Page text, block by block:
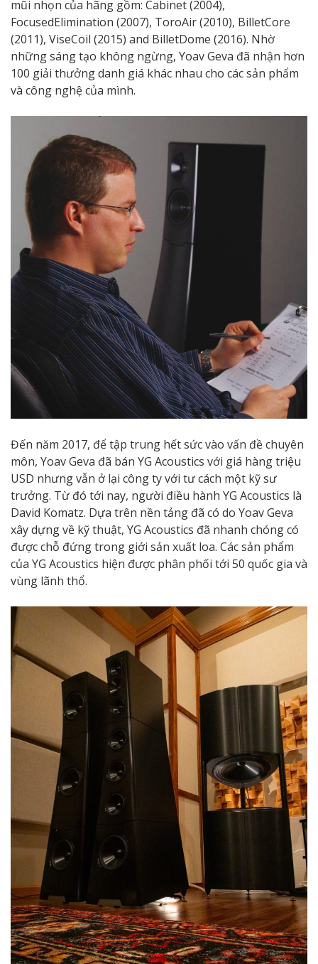
mũi nhọn của hãng gồm: Cabinet (2004),
FocusedElimination (2007), ToroAir (2010), BilletCore
(2011), ViseCoil (2015) and BilletDome (2016). Nhờ
những sáng tạo không ngừng, Yoav Geva đã nhận hơn
100 giải thưởng danh giá khác nhau cho các sản phẩm
và công nghệ của mình.
Đến năm 2017, để tập trung hết sức vào vấn đề chuyên
môn, Yoav Geva đã bán YG Acoustics với giá hàng triệu
USD nhưng vẫn ở lại công ty với tư cách một kỹ sư
trưởng. Từ đó tới nay, người điều hành YG Acoustics là
David Komatz. Dựa trên nền tảng đã có do Yoav Geva
xây dựng về kỹ thuật, YG Acoustics đã nhanh chóng có
được chỗ đứng trong giới sản xuất loa. Các sản phẩm
của YG Acoustics hiện được phân phối tới 50 quốc gia và
vùng lãnh thổ.